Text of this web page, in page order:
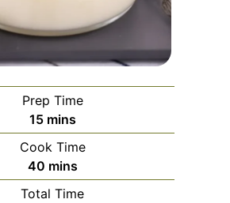
Prep Time
15minutes
mins
Cook Time
40minutes
mins
Total Time